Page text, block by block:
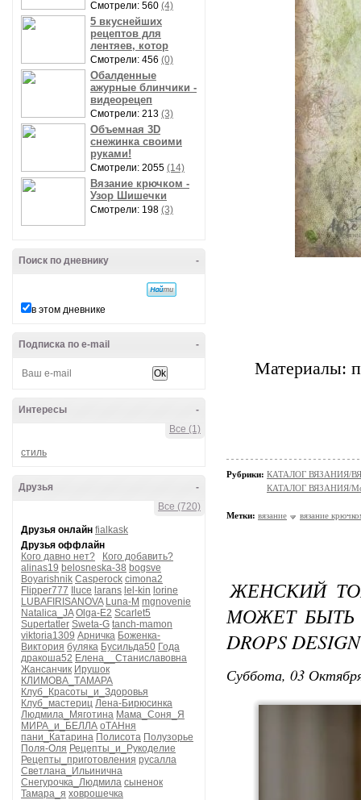
Смотрели: 560 (4)
5 вкуснейших
рецептов для
лентяев, котор
Смотрели: 456 (0)
Обалденные
ажурные блинчики -
видеорецеп
Смотрели: 213 (3)
Объемная 3D
снежинка своими
руками!
Смотрели: 2055 (14)
Вязание крючком -
Узор Шишечки
Смотрели: 198 (3)
-
Поиск по дневнику
в этом дневнике
-
Подписка по e-mail
-
Интересы
Все (1)
стиль
-
Друзья
Все (720)
Друзья онлайн fialkask
Друзья оффлайн
Кого давно нет?
Кого добавить?
alinas19 belosneska-38 bogsve
Boyarishnik Casperock cimona2
Flipper777
Iluce larans lel-kin lorine
LUBAFIRISANOVA Luna-M mgnovenie
Natalica_JA Olga-E2 Scarlet5
Supertatler Sweta-G tanch-mamon
viktoria1309 Арничка Боженка-
Виктория буляка Бусильда50 Года
дракоша52 Елена__Станиславовна
Жансанчик Ирушок
КЛИМОВА_ТАМАРА
Клуб_Красоты_и_Здоровья
Клуб_мастериц Лена-Бирюсинка
Людмила_Мяготина Мама_Соня_Я
МИРА_и_БЕЛЛА оТАНня
пани_Катарина Полисота Полузорье
Поля-Оля Рецепты_и_Рукоделие
Рецепты_приготовления русалла
Светлана_Ильинична
Снегурочка_Людмила сыненок
Тамара_я ховрошечка
Материалы:
Рубрики: КАТАЛОГ ВЯЗАНИЯ/
КАТАЛОГ ВЯЗАНИЯ/
Метки: вязание вязание
ЖЕНСКИЙ
МОЖЕТ
DROPS DESIGN
Суббота, 03